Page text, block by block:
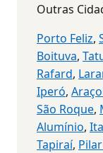
Outras
Porto Feliz,
Boituva,
Rafard,
Iperó,
São Roque,
Alumínio,
Tapiraí,